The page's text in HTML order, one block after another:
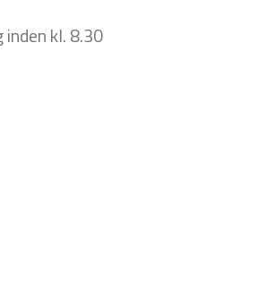
kl. 8.30